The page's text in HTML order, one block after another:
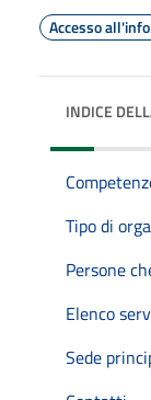
Accesso
INDICE
Tipo di
Persone
Elenco
Sede